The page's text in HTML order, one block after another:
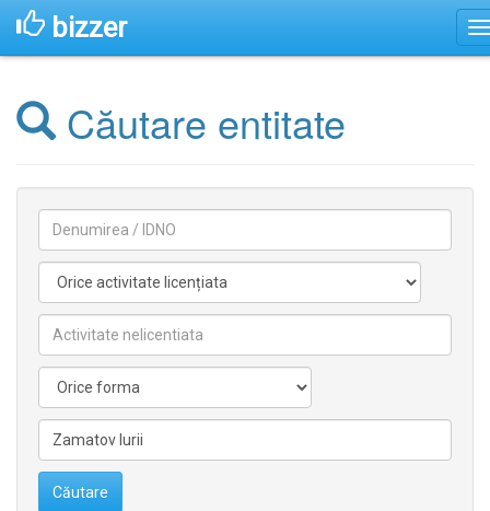
bizzer
Căutare entitate
licentiata
nelicentiata
Căutare